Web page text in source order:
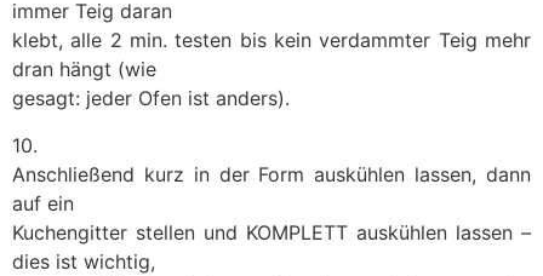
immer Teig daran
klebt, alle 2 min. testen bis kein verdammter Teig mehr
dran hängt (wie
gesagt: jeder Ofen ist anders).
10.
Anschließend kurz in der Form auskühlen lassen, dann
auf ein
Kuchengitter stellen und KOMPLETT auskühlen lassen –
dies ist wichtig,